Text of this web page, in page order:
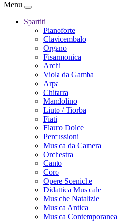
Menu
Spartiti
Pianoforte
Clavicembalo
Organo
Fisarmonica
Archi
Viola da Gamba
Arpa
Chitarra
Mandolino
Liuto / Tiorba
Fiati
Flauto Dolce
Percussioni
Musica da Camera
Orchestra
Canto
Coro
Opere Sceniche
Didattica Musicale
Musiche Natalizie
Musica Antica
Musica Contemporanea